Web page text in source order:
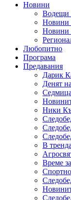
Новини
Водещи
Новини
Новини
Любопитно
Програма
Предавания
Дарик
Денят
Ники
В тренда
Време